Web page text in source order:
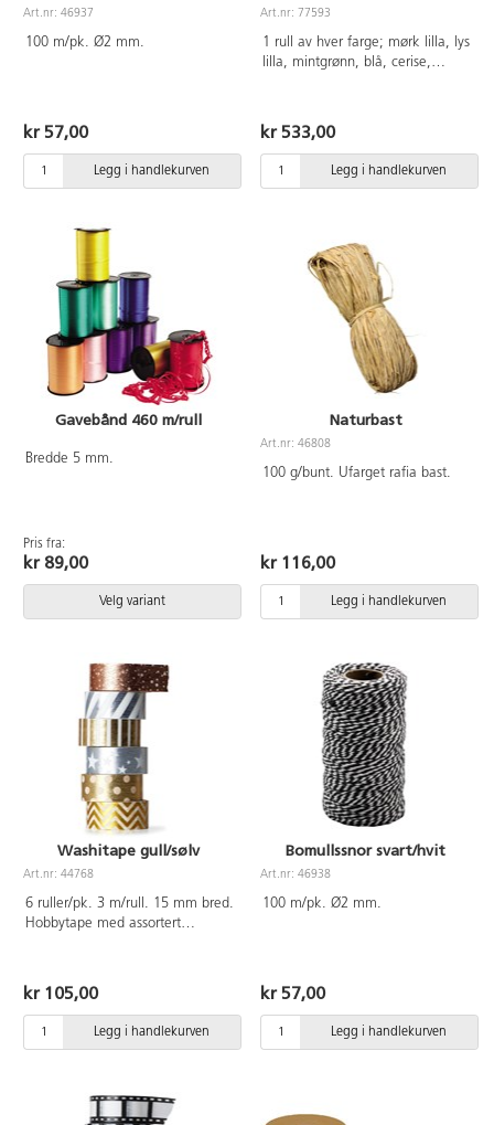
Art.nr: 46937
100 m/pk. Ø2 mm.
kr 57,00
Legg i handlekurven
Art.nr: 77593
1 rull av hver farge; mørk lilla, lys
lilla, mintgrønn, blå, cerise,
kr 533,00
Legg i handlekurven
Gavebånd 460 m/rull
Bredde 5 mm.
Pris fra:
kr 89,00
Velg variant
Naturbast
Art.nr: 46808
100 g/bunt. Ufarget rafia bast.
kr 116,00
Legg i handlekurven
Washitape gull/sølv
Art.nr: 44768
6 ruller/pk. 3 m/rull. 15 mm bred.
Hobbytape med assortert
kr 105,00
Legg i handlekurven
Bomullssnor svart/hvit
Art.nr: 46938
100 m/pk. Ø2 mm.
kr 57,00
Legg i handlekurven